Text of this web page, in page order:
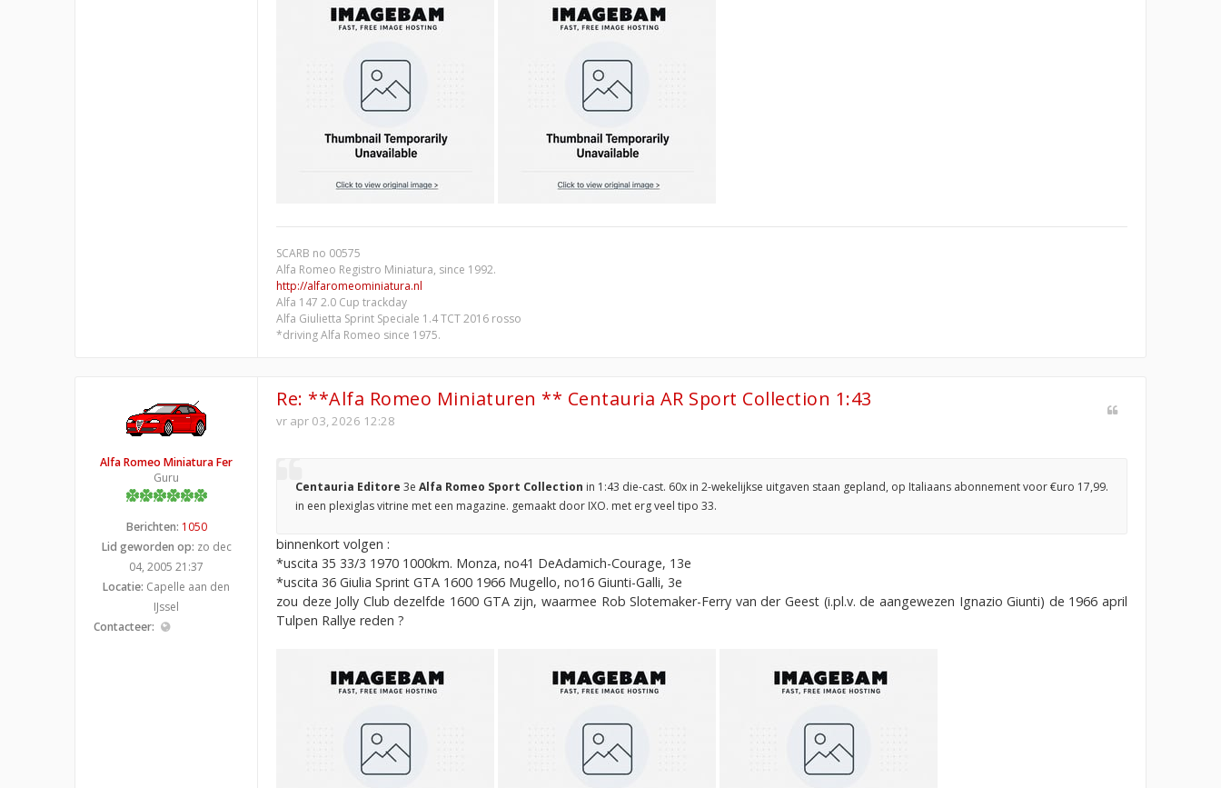
SCARB no 00575
Alfa Romeo Registro Miniatura, since 1992.
http://alfaromeominiatura.nl
Alfa 147 2.0 Cup trackday
Alfa Giulietta Sprint Speciale 1.4 TCT 2016 rosso
*driving Alfa Romeo since 1975.
Alfa Romeo Miniatura Fer
Guru
Berichten: 1050
Lid geworden op: zo dec
04, 2005 21:37
Locatie: Capelle aan den
IJssel
Contacteer:
Re: **Alfa Romeo Miniaturen ** Centauria AR Sport Collection 1:43
vr apr 03, 2026 12:28
Centauria Editore 3e Alfa Romeo Sport Collection in 1:43 die-cast. 60x in 2-wekelijkse uitgaven staan gepland, op Italiaans abonnement voor €uro 17,99.
in een plexiglas vitrine met een magazine. gemaakt door IXO. met erg veel tipo 33.
binnenkort volgen :
*uscita 35 33/3 1970 1000km. Monza, no41 DeAdamich-Courage, 13e
*uscita 36 Giulia Sprint GTA 1600 1966 Mugello, no16 Giunti-Galli, 3e
zou deze Jolly Club dezelfde 1600 GTA zijn, waarmee Rob Slotemaker-Ferry van der Geest (i.pl.v. de aangewezen Ignazio Giunti) de 1966 april
Tulpen Rallye reden ?